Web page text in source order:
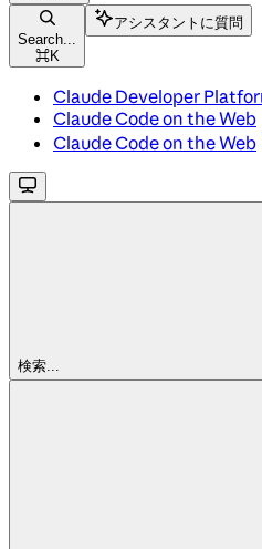
Search...
⌘K
アシスタントに質問
Claude Developer
Claude Code on the Web
Claude Code on the Web
検索...